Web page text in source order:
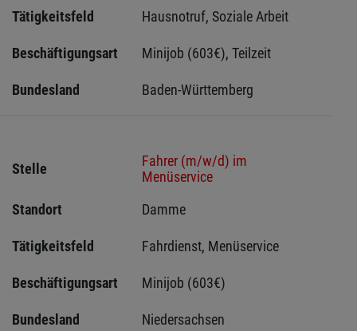
Tätigkeitsfeld Hausnotruf, Soziale Arbeit
Beschäftigungsart Minijob (603€), Teilzeit
Bundesland Baden-Württemberg
Stelle
Fahrer (m/w/d) im
Menüservice
Standort
Damme
Tätigkeitsfeld Fahrdienst, Menüservice
Beschäftigungsart Minijob (603€)
Bundesland Niedersachsen